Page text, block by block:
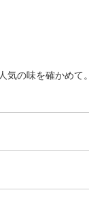
気の味を確かめて。